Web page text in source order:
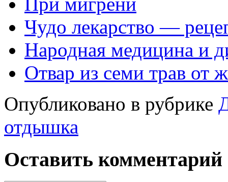
Чудо лекарство —
Народная медицина и
Отвар из семи трав от
Опубликовано в рубрике
отдышка
Оставить комментарий